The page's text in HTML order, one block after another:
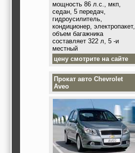
мощность 86 л.с., мкп,
седан, 5 передач,
гидроусилитель,
кондиционер, электропакет,
объем багажника
составляет 322 л, 5 -и
местный
цену смотрите на сайте
Прокат авто Chevrolet
Aveo